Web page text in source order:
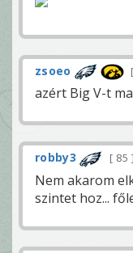
zsoeo
azért Big V-t
robby3 85
Nem akarom
szintet hoz...